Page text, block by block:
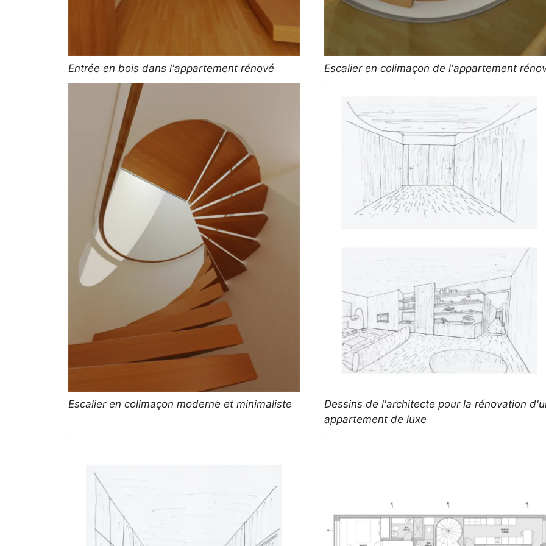
Entrée en bois dans l'appartement rénové Escalier en colimaçon de l'appartement
Escalier en colimaçon moderne et minimaliste
Dessins de l'architecte pour la rénovation
appartement de luxe